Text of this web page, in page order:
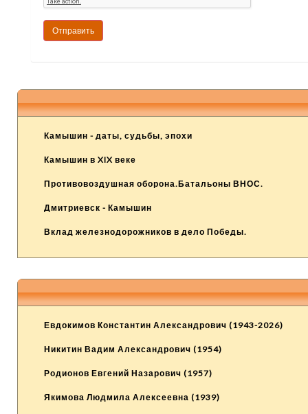
Камышин - даты, судьбы, эпохи
Камышин в XIX веке
Противовоздушная оборона.Батальоны ВНОС.
Дмитриевск - Камышин
Вклад железнодорожников в дело Победы.
Евдокимов Константин Александрович (1943-2026)
Никитин Вадим Александрович (1954)
Родионов Евгений Назарович (1957)
Якимова Людмила Алексеевна (1939)